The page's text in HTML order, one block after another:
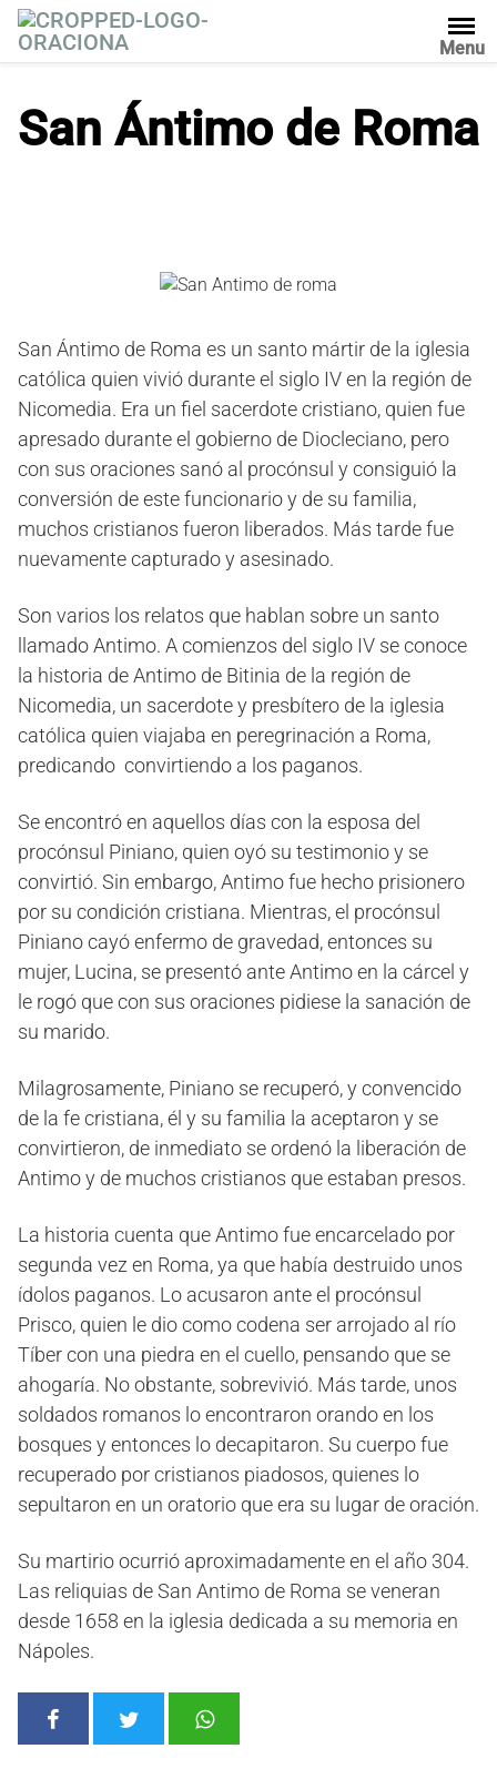
l
Menu
San Ántimo de Roma
San Ántimo de Roma es un santo mártir de la iglesia
católica quien vivió durante el siglo IV en la región de
Nicomedia. Era un fiel sacerdote cristiano, quien fue
apresado durante el gobierno de Diocleciano, pero
con sus oraciones sanó al procónsul y consiguió la
conversión de este funcionario y de su familia,
muchos cristianos fueron liberados. Más tarde fue
nuevamente capturado y asesinado.
Son varios los relatos que hablan sobre un santo
llamado Antimo. A comienzos del siglo IV se conoce
la historia de Antimo de Bitinia de la región de
Nicomedia, un sacerdote y presbítero de la iglesia
católica quien viajaba en peregrinación a Roma,
predicando convirtiendo a los paganos.
Se encontró en aquellos días con la esposa del
procónsul Piniano, quien oyó su testimonio y se
convirtió. Sin embargo, Antimo fue hecho prisionero
por su condición cristiana. Mientras, el procónsul
Piniano cayó enfermo de gravedad, entonces su
mujer, Lucina, se presentó ante Antimo en la cárcel y
le rogó que con sus oraciones pidiese la sanación de
su marido.
Milagrosamente, Piniano se recuperó, y convencido
de la fe cristiana, él y su familia la aceptaron y se
convirtieron, de inmediato se ordenó la liberación de
Antimo y de muchos cristianos que estaban presos.
La historia cuenta que Antimo fue encarcelado por
segunda vez en Roma, ya que había destruido unos
ídolos paganos. Lo acusaron ante el procónsul
Prisco, quien le dio como codena ser arrojado al río
Tíber con una piedra en el cuello, pensando que se
ahogaría. No obstante, sobrevivió. Más tarde, unos
soldados romanos lo encontraron orando en los
bosques y entonces lo decapitaron. Su cuerpo fue
recuperado por cristianos piadosos, quienes lo
sepultaron en un oratorio que era su lugar de oración.
Su martirio ocurrió aproximadamente en el año 304.
Las reliquias de San Antimo de Roma se veneran
desde 1658 en la iglesia dedicada a su memoria en
Nápoles.